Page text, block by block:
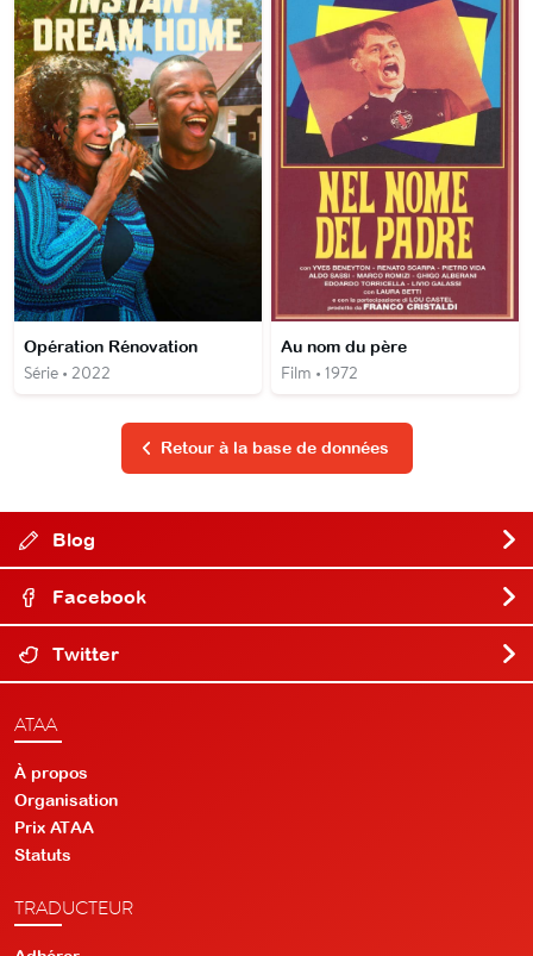
Opération Rénovation
Série • 2022
Au nom du père
Film • 1972
Retour à la base de données
Blog
Facebook
Twitter
ATAA
À propos
Organisation
Prix ATAA
Statuts
TRADUCTEUR